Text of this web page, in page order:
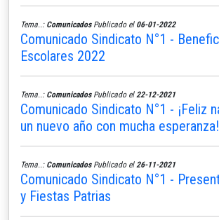
Tema..: ComunicadosPublicado el 06-01-2022
Comunicado Sindicato N°1 -
Escolares 2022
Tema..: ComunicadosPublicado el 22-12-2021
Comunicado Sindicato N°1 - ¡Feliz
un nuevo año con mucha esperanza!
Tema..: ComunicadosPublicado el 26-11-2021
Comunicado Sindicato N°1 -
y Fiestas Patrias